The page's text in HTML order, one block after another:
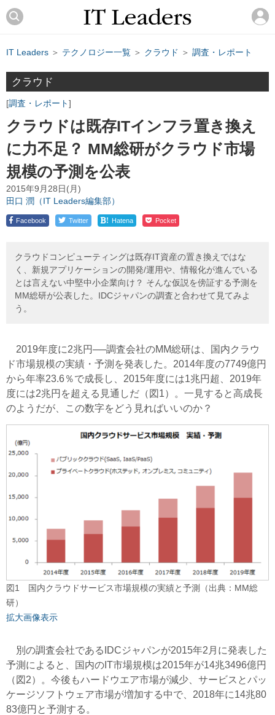
IT Leaders ＞ テクノロジー一覧 ＞ クラウド ＞ 調査・レポート
クラウド
調査・レポート
クラウドは既存ITインフラ置き換え
に力不足？ MM総研がクラウド市場
規模の予測を公表
2015年9月28日(月)
田口 潤（IT Leaders編集部）
Facebook Twitter ! Hatena Pocket
クラウドコンピューティングは既存IT資産の置き換えではな
く、新規アプリケーションの開発/運用や、情報化が進んでいる
とは言えない中堅中小企業向け？ そんな仮説を傍証する予測を
MM総研が公表した。IDCジャパンの調査と合わせて見てみよ
う。
2019年度に2兆円──調査会社のMM総研は、国内クラウ
ド市場規模の実績・予測を発表した。2014年度の7749億円
から年率23.6％で成長し、2015年度には1兆円超、2019年
度には2兆円を超える見通しだ（図1）。一見すると高成長
のようだが、この数字をどう見ればいいのか？
図1 国内クラウドサービス市場規模の実績と予測（出典：MM総
研）
拡大画像表示
別の調査会社であるIDCジャパンが2015年2月に発表した
予測によると、国内のIT市場規模は2015年が14兆3496億円
（図2）。今後もハードウエア市場が減少、サービスとパッ
ケージソフトウェア市場が増加する中で、2018年に14兆80
83億円と予測する。